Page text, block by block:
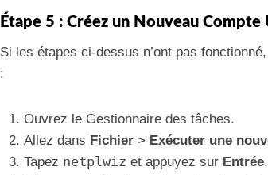
Étape 5 : Créez un Nouveau
Si les étapes ci-dessus n’ont pas
:
Ouvrez le Gestionnaire des tâches.
Allez dans Fichier > Exécuter une
Tapez netplwiz et appuyez sur Entrée.